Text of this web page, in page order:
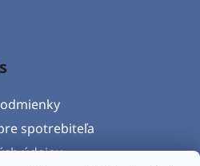
spotrebiteľa
údajov